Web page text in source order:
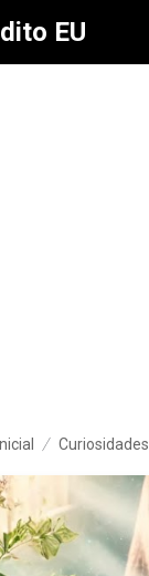
EU
Curiosidades